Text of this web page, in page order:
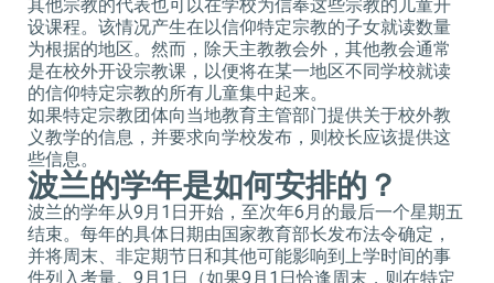
其他宗教的代表也可以在学校为信奉这些宗教的儿童开
设课程。该情况产生在以信仰特定宗教的子女就读数量
为根据的地区。然而，除天主教教会外，其他教会通常
是在校外开设宗教课，以便将在某一地区不同学校就读
的信仰特定宗教的所有儿童集中起来。
如果特定宗教团体向当地教育主管部门提供关于校外教
义教学的信息，并要求向学校发布，则校长应该提供这
些信息。
波兰的学年是如何安排的？
波兰的学年从9月1日开始，至次年6月的最后一个星期五
结束。每年的具体日期由国家教育部长发布法令确定，
并将周末、非定期节日和其他可能影响到上学时间的事
件列入考量。9月1日（如果9月1日恰逢周末，则在特定